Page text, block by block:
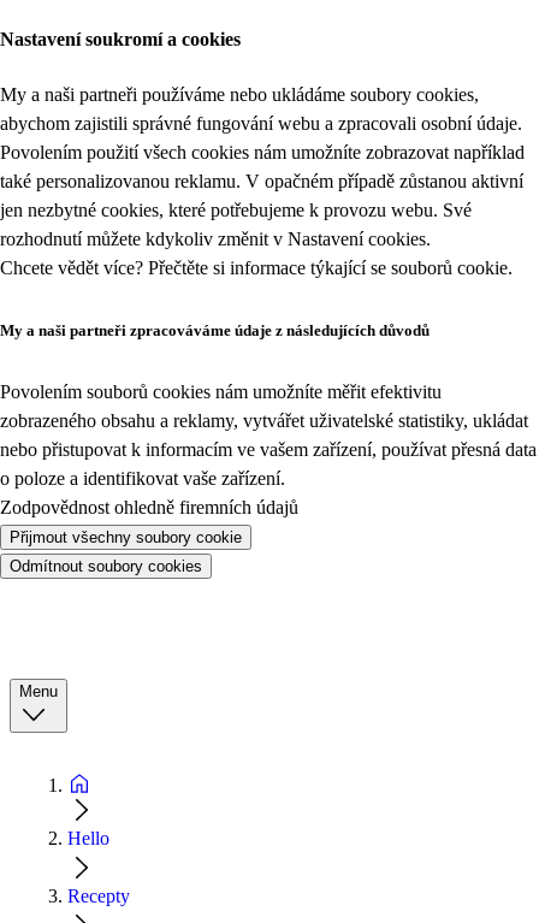
Nastavení soukromí a cookies
My a naši partneři používáme nebo ukládáme soubory cookies,
abychom zajistili správné fungování webu a zpracovali osobní údaje.
Povolením použití všech cookies nám umožníte zobrazovat například
také personalizovanou reklamu. V opačném případě zůstanou aktivní
jen nezbytné cookies, které potřebujeme k provozu webu. Své
rozhodnutí můžete kdykoliv změnit v Nastavení cookies.
Chcete vědět více? Přečtěte si informace týkající se souborů cookie.
My a naši partneři zpracováváme údaje z následujících důvodů
Povolením souborů cookies nám umožníte měřit efektivitu
zobrazeného obsahu a reklamy, vytvářet uživatelské statistiky, ukládat
nebo přistupovat k informacím ve vašem zařízení, používat přesná data
o poloze a identifikovat vaše zařízení.
Zodpovědnost ohledně firemních údajů
Přijmout všechny soubory cookie
Odmítnout soubory cookies
Menu
Hello
Recepty